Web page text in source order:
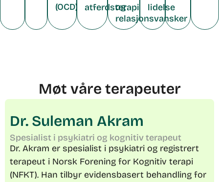
(OCD)
atferdsterapi
og
relasjonsvansker
lidelse
Møt våre terapeuter
Dr. Suleman Akram
Spesialist i psykiatri og kognitiv terapeut
Dr. Akram er spesialist i psykiatri og registrert
terapeut i Norsk Forening for Kognitiv terapi
(NFKT). Han tilbyr evidensbasert behandling for